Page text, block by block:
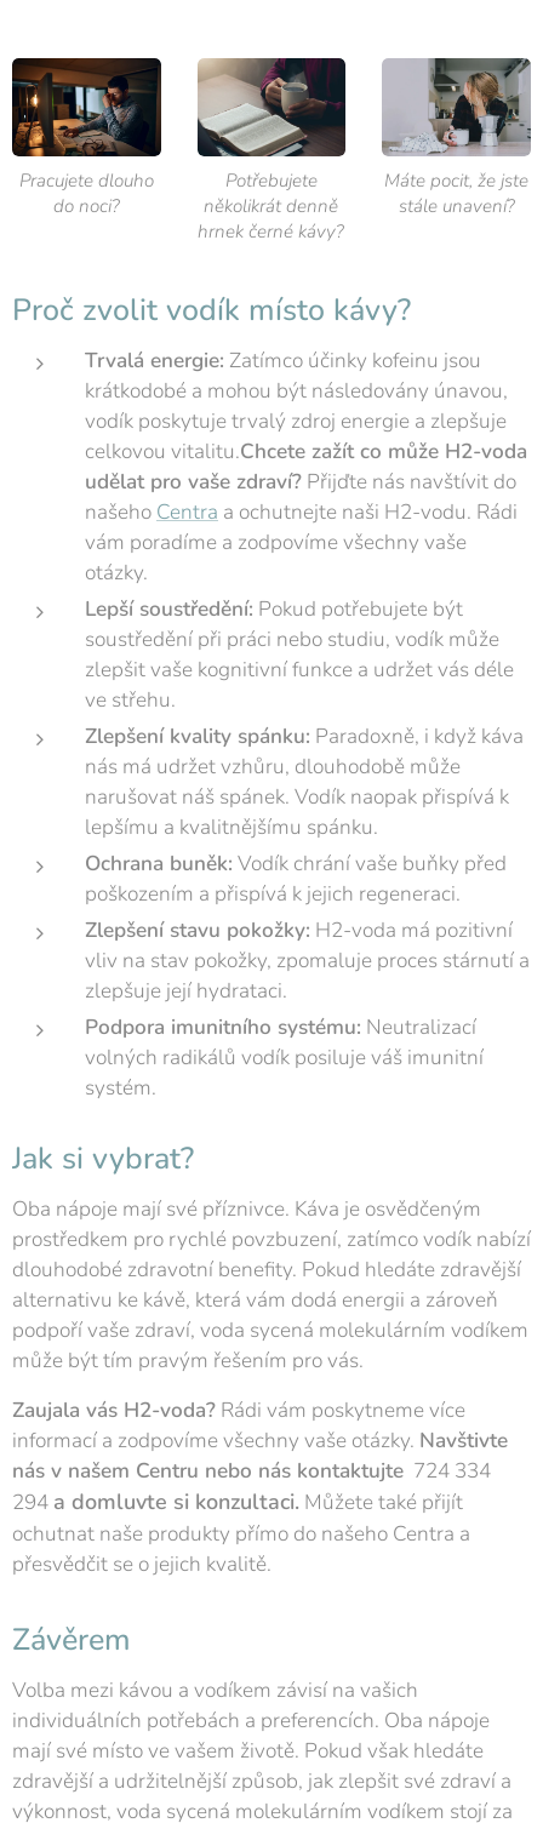
Pracujete dlouho
do noci?
Potřebujete
několikrát denně
hrnek černé kávy?
Máte pocit, že jste
stále unavení?
Proč zvolit vodík místo kávy?
Trvalá energie: Zatímco účinky kofeinu jsou
krátkodobé a mohou být následovány únavou,
vodík poskytuje trvalý zdroj energie a zlepšuje
celkovou vitalitu.Chcete zažít co může H2-voda
udělat pro vaše zdraví? Přijďte nás navštívit do
našeho Centra a ochutnejte naši H2-vodu. Rádi
vám poradíme a zodpovíme všechny vaše
otázky.
Lepší soustředění: Pokud potřebujete být
soustředění při práci nebo studiu, vodík může
zlepšit vaše kognitivní funkce a udržet vás déle
ve střehu.
Zlepšení kvality spánku: Paradoxně, i když káva
nás má udržet vzhůru, dlouhodobě může
narušovat náš spánek. Vodík naopak přispívá k
lepšímu a kvalitnějšímu spánku.
Ochrana buněk: Vodík chrání vaše buňky před
poškozením a přispívá k jejich regeneraci.
Zlepšení stavu pokožky: H2-voda má pozitivní
vliv na stav pokožky, zpomaluje proces stárnutí a
zlepšuje její hydrataci.
Podpora imunitního systému: Neutralizací
volných radikálů vodík posiluje váš imunitní
systém.
Jak si vybrat?
Oba nápoje mají své příznivce. Káva je osvědčeným
prostředkem pro rychlé povzbuzení, zatímco vodík nabízí
dlouhodobé zdravotní benefity. Pokud hledáte zdravější
alternativu ke kávě, která vám dodá energii a zároveň
podpoří vaše zdraví, voda sycená molekulárním vodíkem
může být tím pravým řešením pro vás.
Zaujala vás H2-voda? Rádi vám poskytneme více
informací a zodpovíme všechny vaše otázky. Navštivte
nás v našem Centru nebo nás kontaktujte 724 334
294 a domluvte si konzultaci. Můžete také přijít
ochutnat naše produkty přímo do našeho Centra a
přesvědčit se o jejich kvalitě.
Závěrem
Volba mezi kávou a vodíkem závisí na vašich
individuálních potřebách a preferencích. Oba nápoje
mají své místo ve vašem životě. Pokud však hledáte
zdravější a udržitelnější způsob, jak zlepšit své zdraví a
výkonnost, voda sycená molekulárním vodíkem stojí za